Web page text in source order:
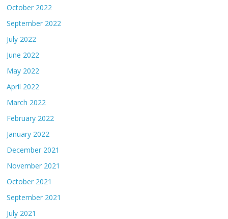
October 2022
September 2022
July 2022
June 2022
May 2022
April 2022
March 2022
February 2022
January 2022
December 2021
November 2021
October 2021
September 2021
July 2021